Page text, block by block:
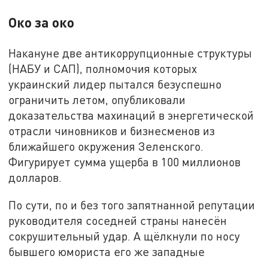
Око за око
Накануне две антикоррупционные структуры
(НАБУ и САП), полномочия которых
украинский лидер пытался безуспешно
ограничить летом, опубликовали
доказательства махинаций в энергетической
отрасли чиновников и бизнесменов из
ближайшего окружения Зеленского.
Фигурирует сумма ущерба в 100 миллионов
долларов.
По сути, по и без того запятнанной репутации
руководителя соседней страны нанесён
сокрушительный удар. А щёлкнули по носу
бывшего юмориста его же западные